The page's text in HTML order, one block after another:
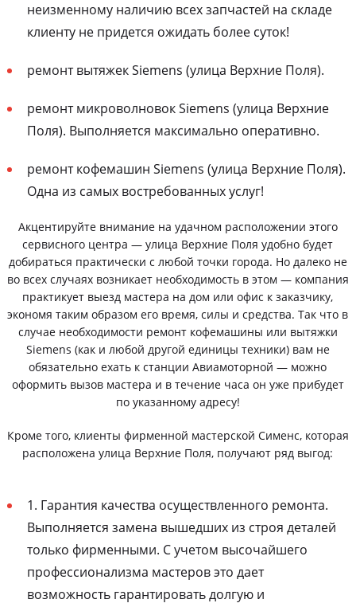
неизменному наличию всех запчастей на складе
клиенту не придется ожидать более суток!
ремонт вытяжек Siemens (улица Верхние Поля).
ремонт микроволновок Siemens (улица Верхние
Поля). Выполняется максимально оперативно.
ремонт кофемашин Siemens (улица Верхние Поля).
Одна из самых востребованных услуг!
Акцентируйте внимание на удачном расположении этого
сервисного центра — улица Верхние Поля удобно будет
добираться практически с любой точки города. Но далеко не
во всех случаях возникает необходимость в этом — компания
практикует выезд мастера на дом или офис к заказчику,
экономя таким образом его время, силы и средства. Так что в
случае необходимости ремонт кофемашины или вытяжки
Siemens (как и любой другой единицы техники) вам не
обязательно ехать к станции Авиамоторной — можно
оформить вызов мастера и в течение часа он уже прибудет
по указанному адресу!
Кроме того, клиенты фирменной мастерской Сименс, которая
расположена улица Верхние Поля, получают ряд выгод:
1. Гарантия качества осуществленного ремонта.
Выполняется замена вышедших из строя деталей
только фирменными. С учетом высочайшего
профессионализма мастеров это дает
возможность гарантировать долгую и